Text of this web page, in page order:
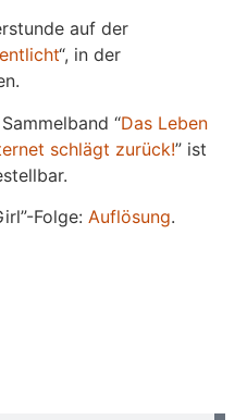
auf der
“, in der
“Das Leben
schlägt zurück!” ist
Folge: Auflösung.